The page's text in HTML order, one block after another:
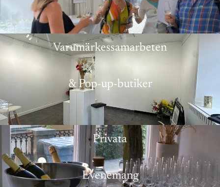
Varumärkessamarbeten
& Pop-up-butiker
Privata
Evenemang